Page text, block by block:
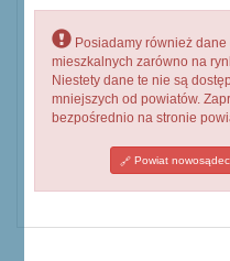
Posiadamy również
mieszkalnych zarówno na
Niestety dane te nie są
mniejszych od powiatów.
bezpośrednio na stronie
Powiat